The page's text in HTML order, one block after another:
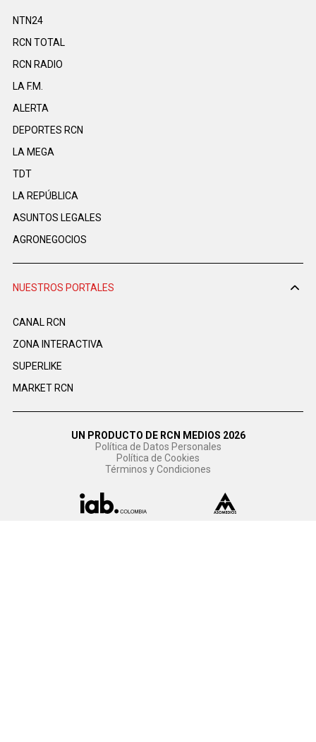
NTN24
RCN TOTAL
RCN RADIO
LA F.M.
ALERTA
DEPORTES RCN
LA MEGA
TDT
LA REPÚBLICA
ASUNTOS LEGALES
AGRONEGOCIOS
NUESTROS PORTALES
CANAL RCN
ZONA INTERACTIVA
SUPERLIKE
MARKET RCN
UN PRODUCTO DE RCN MEDIOS 2026
Política de Datos Personales
Política de Cookies
Términos y Condiciones